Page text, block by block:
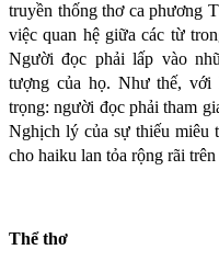
truyền thống thơ ca phương
việc quan hệ giữa các từ
Người đọc phải lấp vào
tượng của họ. Như thế, với
trọng: người đọc phải tham
Nghịch lý của sự thiếu miêu
cho haiku lan tỏa rộng rãi
Thể thơ